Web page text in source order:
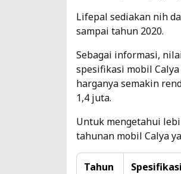
Lifepal sediakan nih
sampai tahun 2020.
Sebagai informasi,
spesifikasi mobil
harganya semakin
1,4 juta.
Untuk mengetahui
tahunan mobil Calya
Tahun